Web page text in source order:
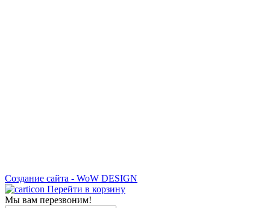
Создание сайта - WoW DESIGN
Перейти в корзину
Мы вам перезвоним!